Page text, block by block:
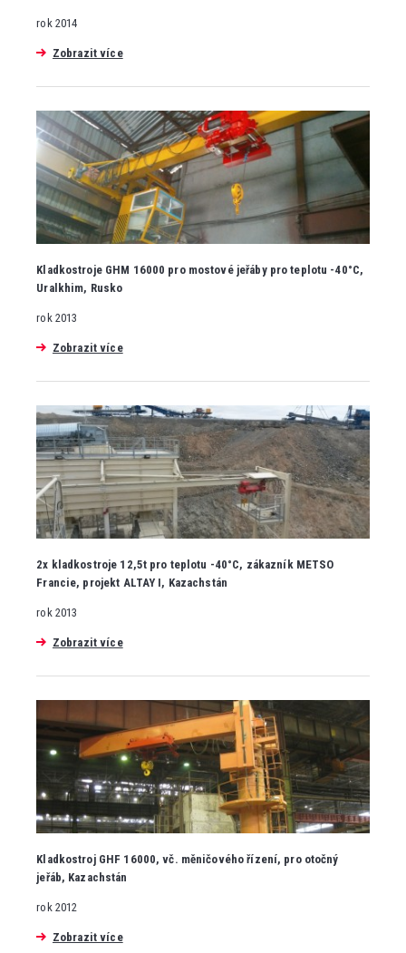
rok 2014
Zobrazit více
Kladkostroje GHM 16000 pro mostové jeřáby pro teplotu -40°C,
Uralkhim, Rusko
rok 2013
Zobrazit více
2x kladkostroje 12,5t pro teplotu -40°C, zákazník METSO
Francie, projekt ALTAY I, Kazachstán
rok 2013
Zobrazit více
Kladkostroj GHF 16000, vč. měničového řízení, pro otočný
jeřáb, Kazachstán
rok 2012
Zobrazit více